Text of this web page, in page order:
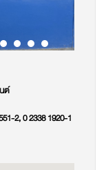
ต์
2, 0 2338 1920-1